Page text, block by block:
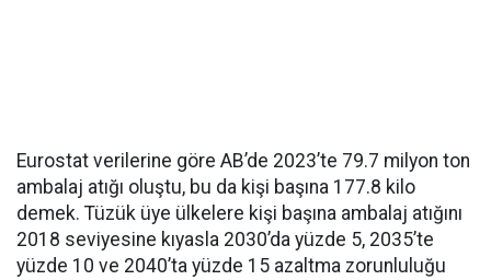
Eurostat verilerine göre AB’de 2023’te 79.7 milyon ton
ambalaj atığı oluştu, bu da kişi başına 177.8 kilo
demek. Tüzük üye ülkelere kişi başına ambalaj atığını
2018 seviyesine kıyasla 2030’da yüzde 5, 2035’te
yüzde 10 ve 2040’ta yüzde 15 azaltma zorunluluğu